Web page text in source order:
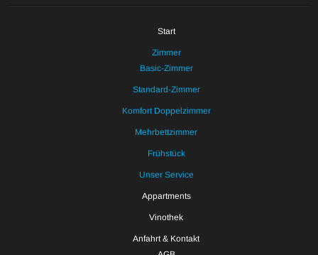
Start
Zimmer
Basic-Zimmer
Standard-Zimmer
Komfort Doppelzimmer
Mehrbettzimmer
Frühstück
Unser Service
Appartments
Vinothek
Anfahrt & Kontakt